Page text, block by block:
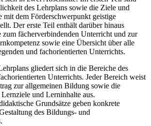
des Lehrplans sowie die Ziele und
mit dem Förderschwerpunkt geistige
Der erste Teil enthält darüber hinaus
fächerverbindenden Unterricht und zur
sowie eine Übersicht über alle
und fachorientierten Unterrichts.
gliedert sich in die Bereiche des
Unterrichts. Jeder Bereich weist
zur allgemeinen Bildung sowie die
und Lerninhalte aus.
Grundsätze geben konkrete
des Bildungs- und